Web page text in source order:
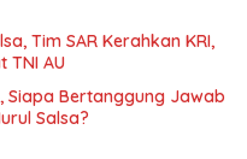
Tim SAR Kerahkan KRI,
TNI AU
Siapa Bertanggung Jawab
Salsa?